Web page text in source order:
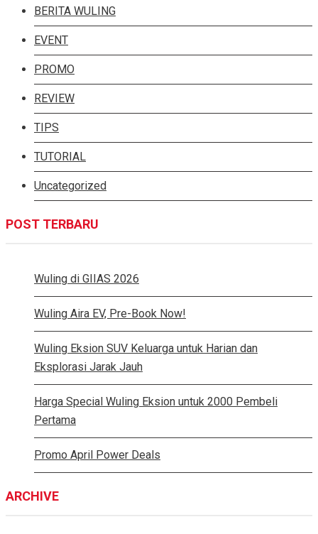
BERITA WULING
EVENT
PROMO
REVIEW
TIPS
TUTORIAL
Uncategorized
POST TERBARU
Wuling di GIIAS 2026
Wuling Aira EV, Pre-Book Now!
Wuling Eksion SUV Keluarga untuk Harian dan
Eksplorasi Jarak Jauh
Harga Special Wuling Eksion untuk 2000 Pembeli
Pertama
Promo April Power Deals
ARCHIVE